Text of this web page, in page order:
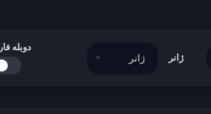
ژانر ژانر
دوبله